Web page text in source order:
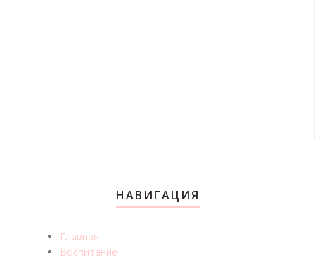
НАВИГАЦИЯ
Главная
Воспитание